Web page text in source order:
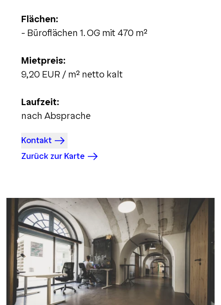
Flächen:
- Büroflächen 1. OG mit 470 m²
Mietpreis:
9,20 EUR / m² netto kalt
Laufzeit:
nach Absprache
Kontakt
Zurück zur Karte